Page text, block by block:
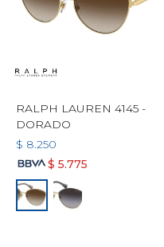
RALPH LAUREN 4145 -
DORADO
$ 8.250
$ 5.775